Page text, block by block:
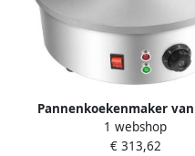
Pannenkoekenmaker
met anti-aanbakplaat 220
type F-Schuko-stekker
1 webshop
€ 313,62